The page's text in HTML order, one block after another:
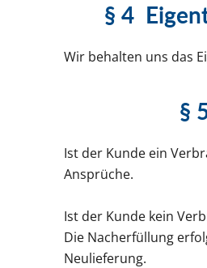
§ 4
Wir behalten uns das
§
Ist der Kunde ein
Ansprüche.
Ist der Kunde kein
Die Nacherfüllung
Neulieferung.